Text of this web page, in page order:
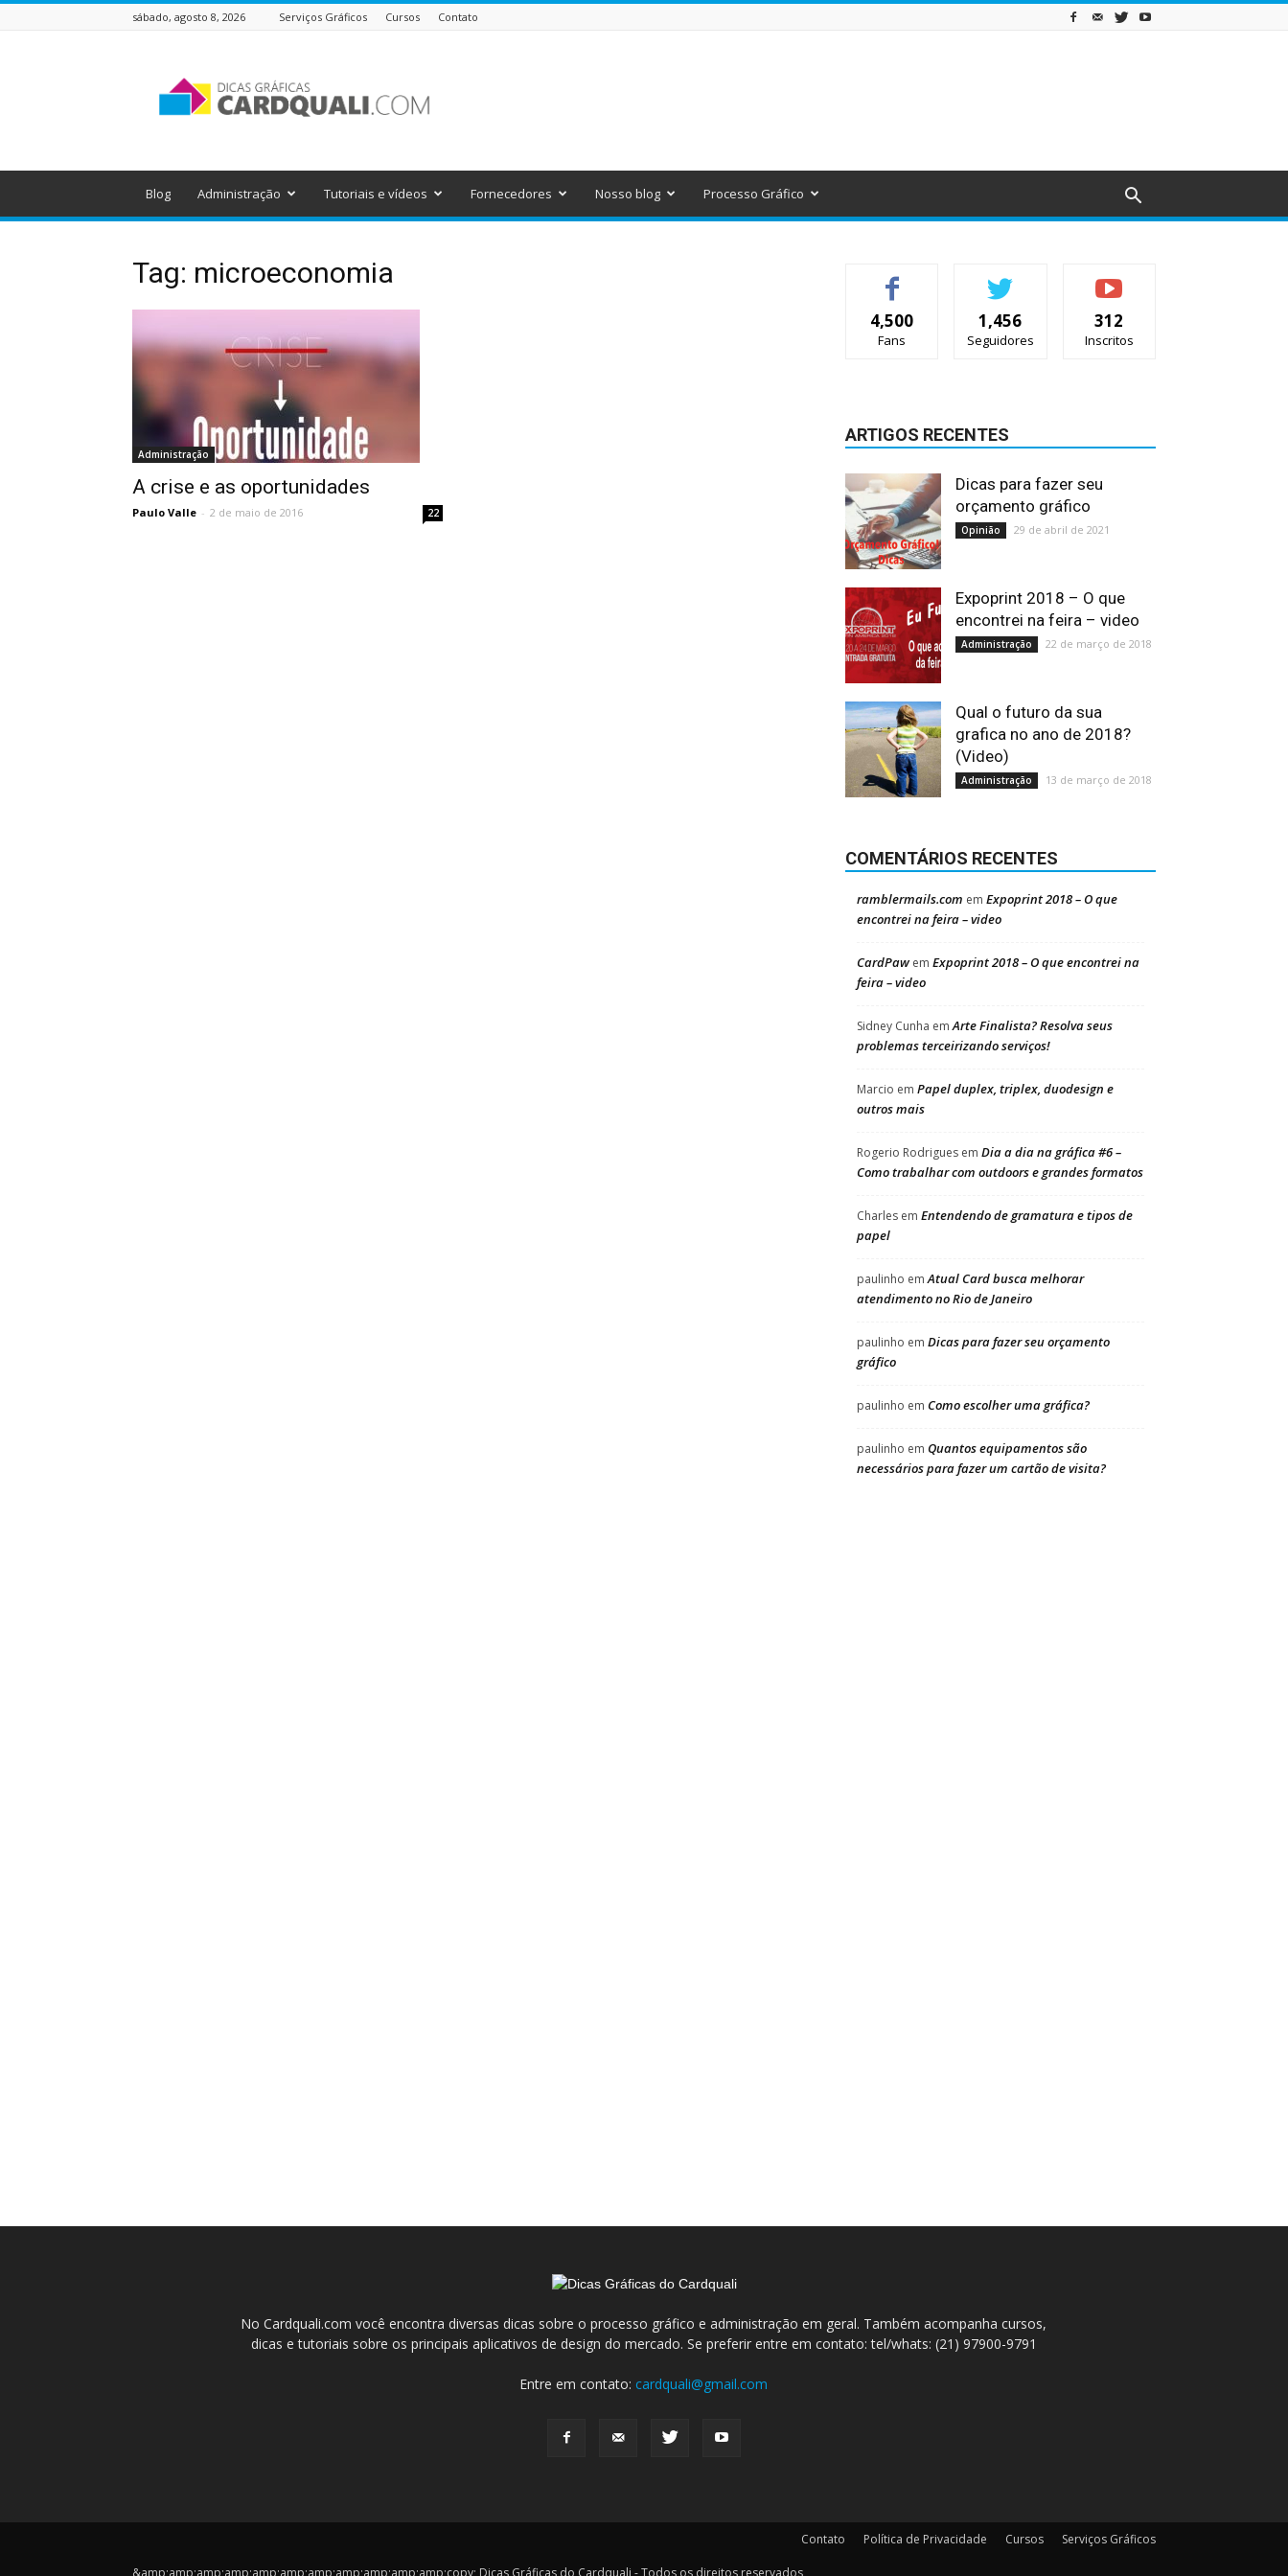
sábado, agosto 8, 2026 Serviços Gráficos Cursos Contato
Gráficas
do
Blog Administração Tutoriais e vídeos Fornecedores Nosso blog Processo Gráfico
Tag: microeconomia
Administração
A crise e as oportunidades
Paulo Valle - 2 de maio de 2016 22
4,500
Fans
1,456
Seguidores
312
Inscritos
ARTIGOS RECENTES
Dicas para fazer seu
orçamento gráfico
Opinião 29 de abril de 2021
Expoprint 2018 – O que
encontrei na feira – video
Administração 22 de março de 2018
Qual o futuro da sua
grafica no ano de 2018?
(Video)
Administração 13 de março de 2018
COMENTÁRIOS RECENTES
ramblermails.com em Expoprint 2018 – O que
encontrei na feira – video
CardPawem Expoprint 2018 – O que encontrei na
feira – video
Sidney Cunha emArte Finalista? Resolva seus
problemas terceirizando serviços!
Marcio em Papel duplex, triplex, duodesign e
outros mais
Rogerio Rodrigues em Dia a dia na gráfica #6 –
Como trabalhar com outdoors e grandes formatos
Charles em Entendendo de gramatura e tipos de
papel
paulinho emAtual Card busca melhorar
atendimento no Rio de Janeiro
paulinho em Dicas para fazer seu orçamento
gráfico
paulinho em Como escolher uma gráfica?
paulinho em Quantos equipamentos são
necessários para fazer um cartão de visita?
No Cardquali.com você encontra diversas dicas sobre o processo gráfico e administração em geral. Também acompanha cursos,
dicas e tutoriais sobre os principais aplicativos de design do mercado. Se preferir entre em contato: tel/whats: (21) 97900-9791
Entre em contato:cardquali@gmail.com
Contato Política de Privacidade Cursos Serviços Gráficos
&amp;amp;amp;amp;amp;amp;amp;amp;amp;amp;amp;copy; Dicas Gráficas do Cardquali - Todos os direitos reservados